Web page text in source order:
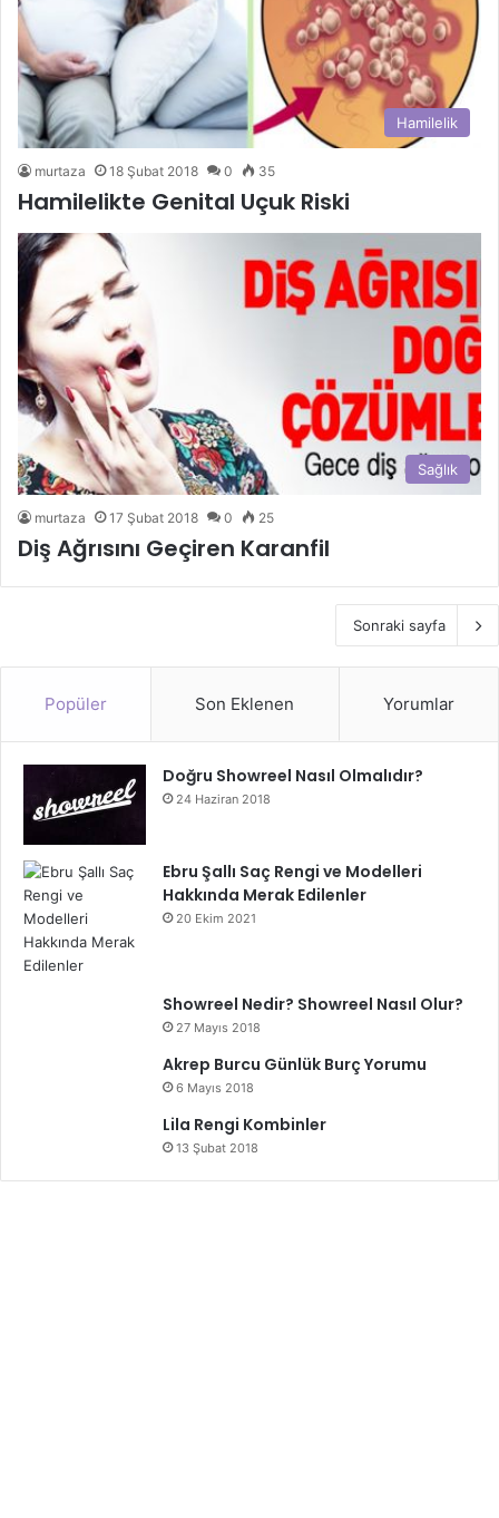
Hamilelik
murtaza 18 Şubat 2018 0 35
Hamilelikte Genital Uçuk Riski
Sağlık
murtaza 17 Şubat 2018 0 25
Diş Ağrısını Geçiren Karanfil
Sonraki sayfa
Popüler Son Eklenen Yorumlar
Doğru Showreel Nasıl Olmalıdır?
24 Haziran 2018
Ebru Şallı Saç Rengi ve Modelleri
Hakkında Merak Edilenler
20 Ekim 2021
Showreel Nedir? Showreel Nasıl Olur?
27 Mayıs 2018
Akrep Burcu Günlük Burç Yorumu
6 Mayıs 2018
Lila Rengi Kombinler
13 Şubat 2018